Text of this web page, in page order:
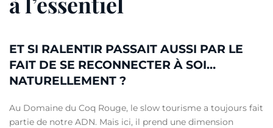
ET SI RALENTIR PASSAIT AUSSI PAR LE
FAIT DE SE RECONNECTER À SOI…
NATURELLEMENT ?
Au Domaine du Coq Rouge, le slow tourisme a toujours fait
partie de notre ADN. Mais ici, il prend une dimension